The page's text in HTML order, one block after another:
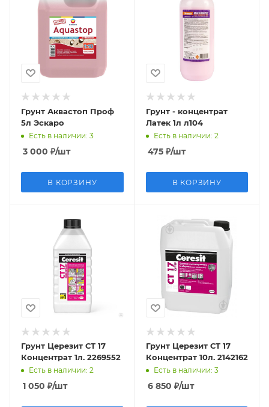
Грунт Аквастоп Проф
5л Эскаро
Есть в наличии: 3
3 000 ₽/шт
В КОРЗИНУ
Грунт - концентрат
Латек 1л л104
Есть в наличии: 2
475₽/шт
В КОРЗИНУ
Грунт Церезит СТ 17
Концентрат 1л. 2269552
Есть в наличии: 2
1 050 ₽/шт
Грунт Церезит СТ 17
Концентрат 10л. 2142162
Есть в наличии: 3
6 850 ₽/шт